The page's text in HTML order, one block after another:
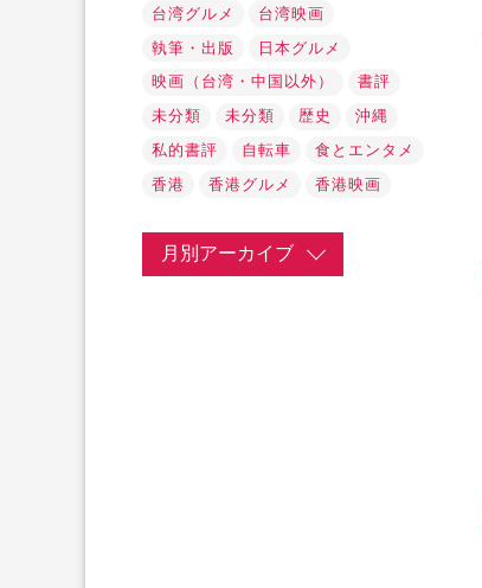
台湾グルメ
台湾映画
執筆・出版
日本グルメ
映画（台湾・中国以外）
書評
未分類
未分類 歴史
沖縄
私的書評
自転車
食とエンタメ
香港
香港グルメ 香港映画